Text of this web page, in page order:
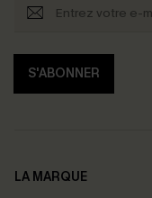
S'ABONNER
LA MARQUE